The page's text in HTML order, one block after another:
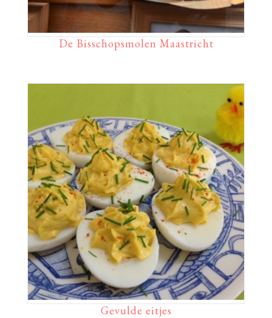
De Bisschopsmolen Maastricht
Gevulde eitjes